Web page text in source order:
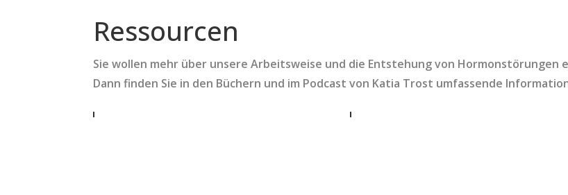
Ressourcen
Sie wollen mehr über unsere Arbeitsweise und die Entstehung von Hormonstörungen
Dann finden Sie in den Büchern und im Podcast von Katia Trost umfassende